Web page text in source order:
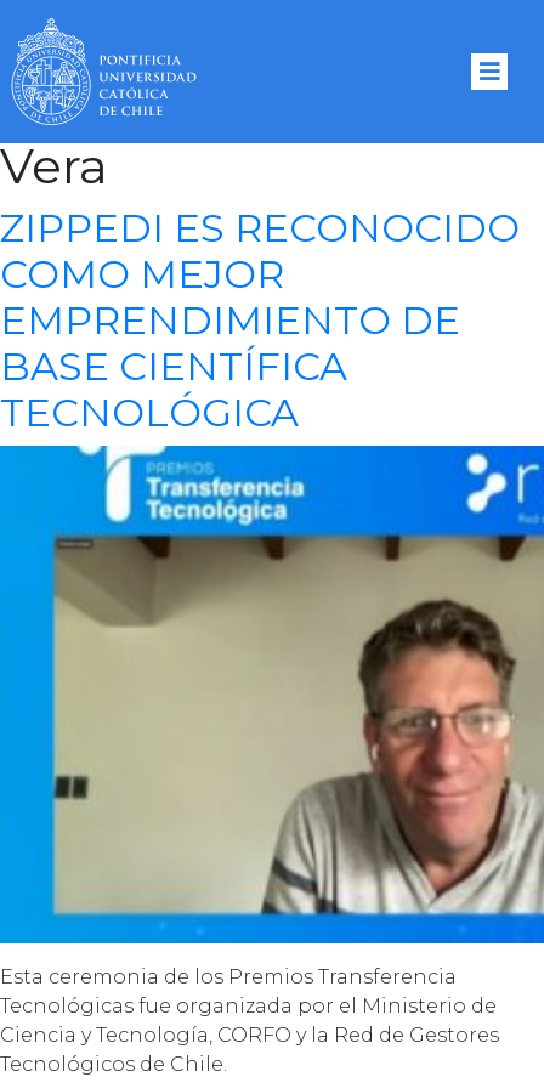
Tag Archives:
Vera
ZIPPEDI ES RECONOCIDO
COMO MEJOR
EMPRENDIMIENTO DE
BASE CIENTÍFICA
TECNOLÓGICA
Esta ceremonia de los Premios Transferencia
Tecnológicas fue organizada por el Ministerio de
Ciencia y Tecnología, CORFO y la Red de Gestores
Tecnológicos de Chile.